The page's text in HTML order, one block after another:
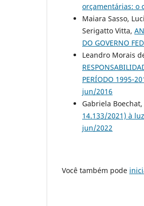
orçamentárias: o
Maiara Sasso,
Serigatto Vitta,
DO GOVERNO
Leandro Morais
PERÍODO 1995-
jun/2016
Gabriela Boechat,
14.133/2021) à
jun/2022
Você também pode